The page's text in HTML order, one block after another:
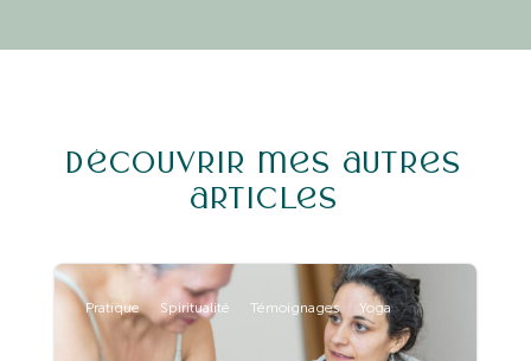
Découvrir mes autres
articles
Pratique Spiritualité Témoignages Yoga